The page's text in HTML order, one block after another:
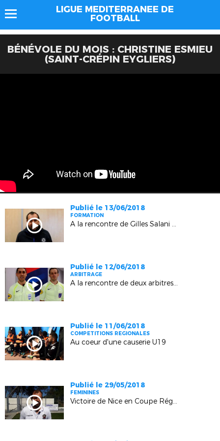
LIGUE MEDITERRANEE DE
FOOTBALL
BÉNÉVOLE DU MOIS : CHRISTINE ESMIEU
(SAINT-CRÉPIN EYGLIERS)
Publié le 13/06/2018
FORMATION
A la rencontre de Gilles Salani (Le Puy Sainte-Réparade)
Publié le 12/06/2018
ARBITRAGE
A la rencontre de deux arbitres Futsal
Publié le 11/06/2018
COMPETITIONS REGIONALES
Au coeur d'une causerie U19
Publié le 29/05/2018
FEMININES
Victoire de Nice en Coupe Régionale Féminine (7-1, La Londe-les-Maures)